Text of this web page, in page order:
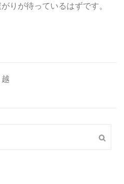
りが待っているはずです。